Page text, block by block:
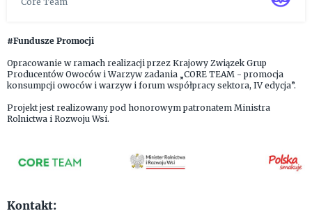
Podsumowania aktualnej sytuacji w krajowych sadach
#Fundusze Promocji
Opracowanie w ramach realizacji przez Krajowy Związek Grup
Producentów Owoców i Warzyw zadania „CORE TEAM - promocja
konsumpcji owoców i warzyw i forum współpracy sektora, IV edycja”.
Projekt jest realizowany pod honorowym patronatem Ministra
Rolnictwa i Rozwoju Wsi.
Kontakt: